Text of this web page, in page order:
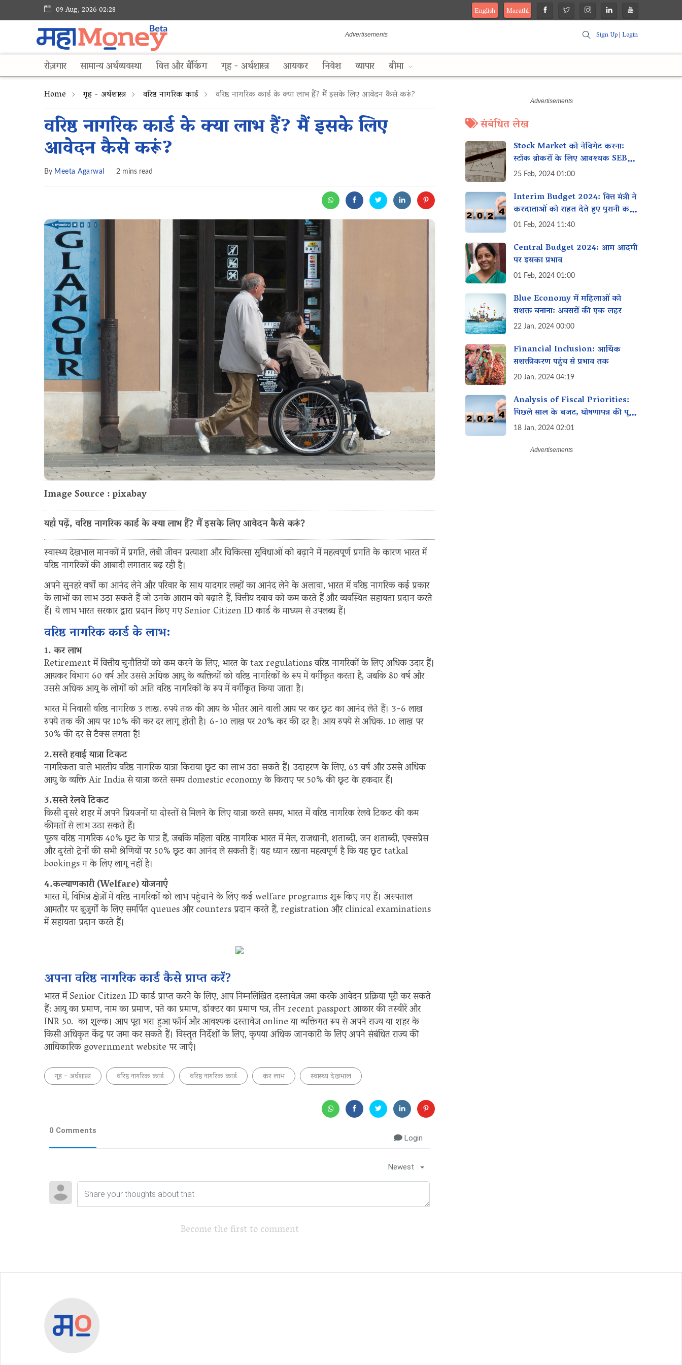
09 Aug, 2026 02:28 English
Marathi
Sign Up|Login
रोज़गार सामान्य अर्थव्यवस्था वित्त और बैंकिंग गृह - अर्थशास्त्र आयकर निवेश व्यापार बीमा
Home गृह - अर्थशास्त्र वरिष्ठ नागरिक कार्ड वरिष्ठ नागरिक कार्ड के क्या लाभ हैं? मैं इसके लिए आवेदन कैसे करूं?
वरिष्ठ नागरिक कार्ड के क्या लाभ हैं? मैं इसके लिए
आवेदन कैसे करूं?
By Meeta Agarwal 2 mins read
Image Source : pixabay
यहाँ पढ़ें, वरिष्ठ नागरिक कार्ड के क्या लाभ हैं? मैं इसके लिए आवेदन कैसे करूं?
स्वास्थ्य देखभाल मानकों में प्रगति, लंबी जीवन प्रत्याशा और चिकित्सा सुविधाओं को बढ़ाने में महत्वपूर्ण प्रगति के कारण भारत में
वरिष्ठ नागरिकों की आबादी लगातार बढ़ रही है।
अपने सुनहरे वर्षों का आनंद लेने और परिवार के साथ यादगार लम्हों का आनंद लेने के अलावा, भारत में वरिष्ठ नागरिक कई प्रकार
के लाभों का लाभ उठा सकते हैं जो उनके आराम को बढ़ाते हैं, वित्तीय दबाव को कम करते हैं और व्यवस्थित सहायता प्रदान करते
हैं। ये लाभ भारत सरकार द्वारा प्रदान किए गए Senior Citizen ID कार्ड के माध्यम से उपलब्ध हैं।
वरिष्ठ नागरिक कार्ड के लाभ:
1. कर लाभ
Retirement में वित्तीय चुनौतियों को कम करने के लिए, भारत के tax regulations वरिष्ठ नागरिकों के लिए अधिक उदार हैं।
आयकर विभाग 60 वर्ष और उससे अधिक आयु के व्यक्तियों को वरिष्ठ नागरिकों के रूप में वर्गीकृत करता है, जबकि 80 वर्ष और
उससे अधिक आयु के लोगों को अति वरिष्ठ नागरिकों के रूप में वर्गीकृत किया जाता है।
भारत में निवासी वरिष्ठ नागरिक 3 लाख. रुपये तक की आय के भीतर आने वाली आय पर कर छूट का आनंद लेते हैं। 3-6 लाख
रुपये तक की आय पर 10% की कर दर लागू होती है। 6-10 लाख पर 20% कर की दर है। आय रुपये से अधिक. 10 लाख पर
30% की दर से टैक्स लगता है!
2.सस्ते हवाई यात्रा टिकट
नागरिकता वाले भारतीय वरिष्ठ नागरिक यात्रा किराया छूट का लाभ उठा सकते हैं। उदाहरण के लिए, 63 वर्ष और उससे अधिक
आयु के व्यक्ति Air India से यात्रा करते समय domestic economy के किराए पर 50% की छूट के हकदार हैं।
3.सस्ते रेलवे टिकट
किसी दूसरे शहर में अपने प्रियजनों या दोस्तों से मिलने के लिए यात्रा करते समय, भारत में वरिष्ठ नागरिक रेलवे टिकट की कम
कीमतों से लाभ उठा सकते हैं।
पुरुष वरिष्ठ नागरिक 40% छूट के पात्र हैं, जबकि महिला वरिष्ठ नागरिक भारत में मेल, राजधानी, शताब्दी, जन शताब्दी, एक्सप्रेस
और दुरंतो ट्रेनों की सभी श्रेणियों पर 50% छूट का आनंद ले सकती हैं। यह ध्यान रखना महत्वपूर्ण है कि यह छूट tatkal
bookings ग के लिए लागू नहीं है।
4.कल्याणकारी (Welfare) योजनाएँ
भारत में, विभिन्न क्षेत्रों में वरिष्ठ नागरिकों को लाभ पहुंचाने के लिए कई welfare programs शुरू किए गए हैं। अस्पताल
आमतौर पर बुजुर्गों के लिए समर्पित queues और counters प्रदान करते हैं, registration और clinical examinations
में सहायता प्रदान करते हैं।
अपना वरिष्ठ नागरिक कार्ड कैसे प्राप्त करें?
भारत में Senior Citizen ID कार्ड प्राप्त करने के लिए, आप निम्नलिखित दस्तावेज़ जमा करके आवेदन प्रक्रिया पूरी कर सकते
हैं: आयु का प्रमाण, नाम का प्रमाण, पते का प्रमाण, डॉक्टर का प्रमाण पत्र, तीन recent passport आकार की तस्वीरें और
INR 50. का शुल्क। आप पूरा भरा हुआ फॉर्म और आवश्यक दस्तावेज़ online या व्यक्तिगत रूप से अपने राज्य या शहर के
किसी अधिकृत केंद्र पर जमा कर सकते हैं। विस्तृत निर्देशों के लिए, कृपया अधिक जानकारी के लिए अपने संबंधित राज्य की
आधिकारिक government website पर जाएँ।
गृह - अर्थशास्त्र वरिष्ठ नागरिक कार्ड वरिष्ठ नागरिक कार्ड कर लाभ स्वास्थ्य देखभाल
0 Comments
Login
Newest
Become the first to comment
संबंधित लेख
Stock Market को नेविगेट करना:
स्टॉक ब्रोकरों के लिए आवश्यक SEBI
Guidelines
25 Feb, 2024 01:00
Interim Budget 2024: वित्त मंत्री ने
करदाताओं को राहत देते हुए पुरानी कर
मांगों को वापस लेने की घोषणा की
01 Feb, 2024 11:40
Central Budget 2024: आम आदमी
पर इसका प्रभाव
01 Feb, 2024 01:00
Blue Economy में महिलाओं को
सशक्त बनाना: अवसरों की एक लहर
22 Jan, 2024 00:00
Financial Inclusion: आर्थिक
सशक्तीकरण पहुंच से प्रभाव तक
20 Jan, 2024 04:19
Analysis of Fiscal Priorities:
पिछले साल के बजट, घोषणापत्र की पूर्ति
और इस साल के बजट में महिलाओं के
18 Jan, 2024 02:01